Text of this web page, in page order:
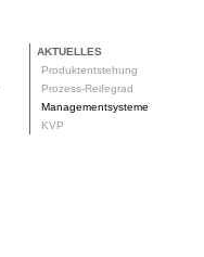
AKTUELLES
Produktentstehung
Prozess-Reifegrad
Managementsysteme
KVP